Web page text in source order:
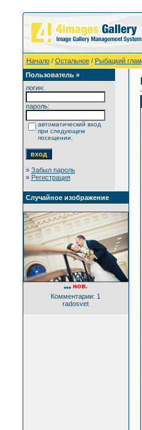
Начало/ Остальное/ Рыбацкий
Пользователь »
логин:
пароль:
автоматический вход
при следующем
посещении.
» Забыл пароль
» Регистрация
Случайное изображение
*** нов.
Комментарии: 1
radosvet